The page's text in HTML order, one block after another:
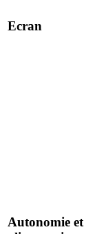
Ecran
Autonomie et